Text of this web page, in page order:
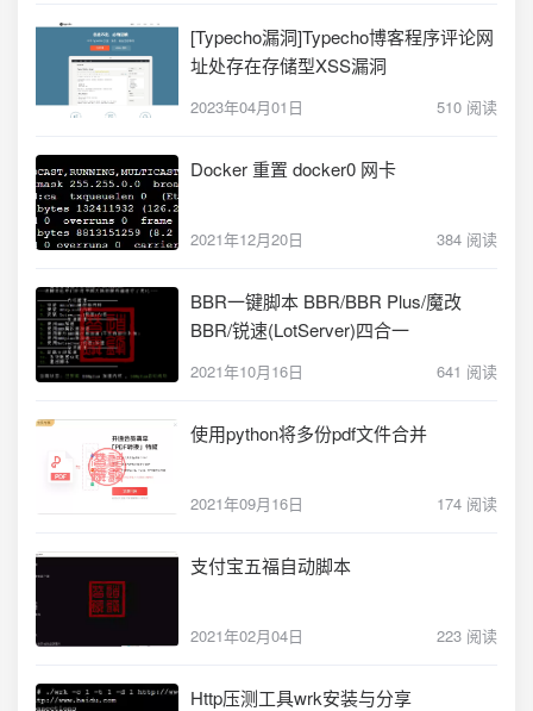
[Typecho漏洞]Typecho博客程序评论网
址处存在存储型XSS漏洞
2023年04月01日 510 阅读
Docker 重置 docker0 网卡
2021年12月20日 384 阅读
BBR一键脚本 BBR/BBR Plus/魔改
BBR/锐速(LotServer)四合一
2021年10月16日 641 阅读
使用python将多份pdf文件合并
2021年09月16日 174 阅读
支付宝五福自动脚本
2021年02月04日 223 阅读
Http压测工具wrk安装与分享